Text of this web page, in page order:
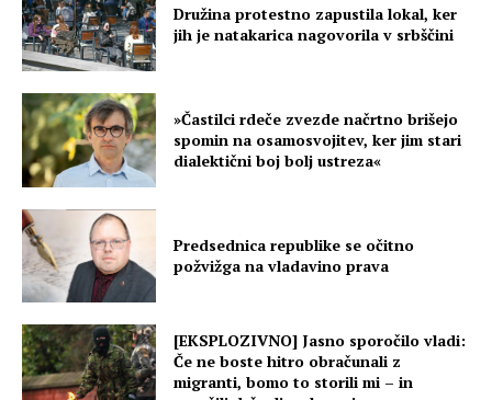
Družina protestno zapustila lokal, ker
jih je natakarica nagovorila v srbščini
»Častilci rdeče zvezde načrtno brišejo
spomin na osamosvojitev, ker jim stari
dialektični boj bolj ustreza«
Predsednica republike se očitno
požvižga na vladavino prava
[EKSPLOZIVNO] Jasno sporočilo vladi:
Če ne boste hitro obračunali z
migranti, bomo to storili mi – in